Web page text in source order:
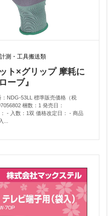
計測・工具搬送類
ト×グリップ 摩耗に
ーブ』
NDG-53LL 標準販売価格（税
梱数：1 発売日：
- 入数：1双 価格改定日： - 商品
...